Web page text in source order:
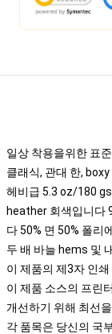
일상 착용을위한 표
클래식, 관대 한,
헤비급 5.3 oz/180
heather 회색입니다
다 50% 면 50% 폴리
두 배 바늘 hems 및
이 제품의 제3자 인
이 제품 소스의 프린
개선하기 위해 최선
각 품목은 당신의 국